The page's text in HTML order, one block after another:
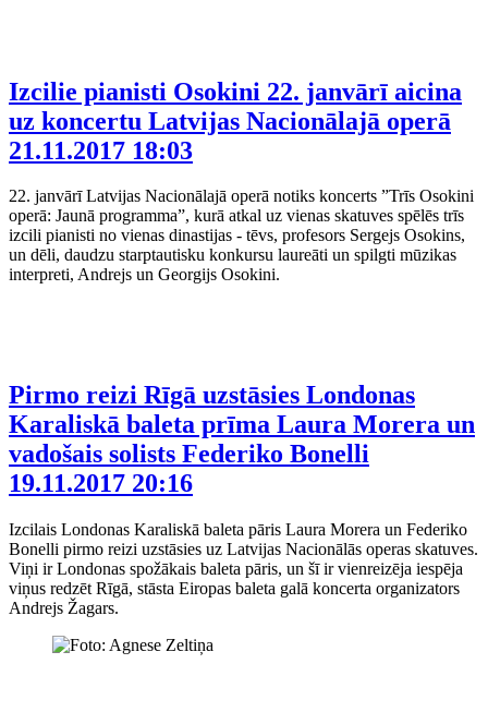
Izcilie pianisti Osokini 22. janvārī aicina
uz koncertu Latvijas Nacionālajā operā
21.11.2017 18:03
22. janvārī Latvijas Nacionālajā operā notiks koncerts ”Trīs Osokini
operā: Jaunā programma”, kurā atkal uz vienas skatuves spēlēs trīs
izcili pianisti no vienas dinastijas - tēvs, profesors Sergejs Osokins,
un dēli, daudzu starptautisku konkursu laureāti un spilgti mūzikas
interpreti, Andrejs un Georgijs Osokini.
Pirmo reizi Rīgā uzstāsies Londonas
Karaliskā baleta prīma Laura Morera un
vadošais solists Federiko Bonelli
19.11.2017 20:16
Izcilais Londonas Karaliskā baleta pāris Laura Morera un Federiko
Bonelli pirmo reizi uzstāsies uz Latvijas Nacionālās operas skatuves.
Viņi ir Londonas spožākais baleta pāris, un šī ir vienreizēja iespēja
viņus redzēt Rīgā, stāsta Eiropas baleta galā koncerta organizators
Andrejs Žagars.